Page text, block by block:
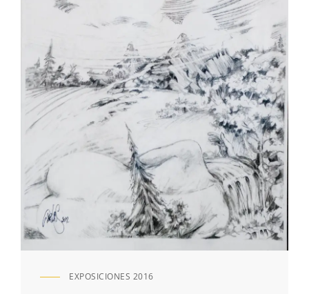
ENLACES
EXPOSICIONES 2016